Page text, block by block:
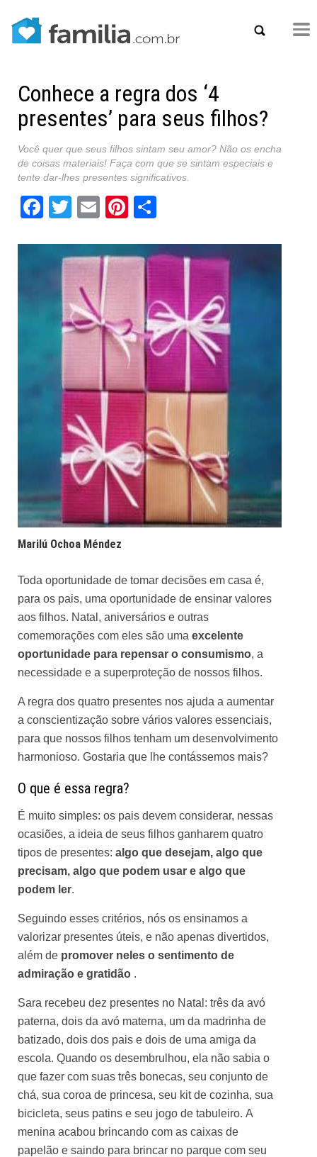
Conhece a regra dos ‘4
presentes’ para seus filhos?
Você quer que seus filhos sintam seu amor? Não os encha
de coisas materiais! Faça com que se sintam especiais e
tente dar-lhes presentes significativos.
Facebook
Twitter
EmailPinterest
Marilú Ochoa Méndez
Toda oportunidade de tomar decisões em casa é,
para os pais, uma oportunidade de ensinar valores
aos filhos. Natal, aniversários e outras
comemorações com eles são uma excelente
oportunidade para repensar o consumismo, a
necessidade e a superproteção de nossos filhos.
A regra dos quatro presentes nos ajuda a aumentar
a conscientização sobre vários valores essenciais,
para que nossos filhos tenham um desenvolvimento
harmonioso. Gostaria que lhe contássemos mais?
O que é essa regra?
É muito simples: os pais devem considerar, nessas
ocasiões, a ideia de seus filhos ganharem quatro
tipos de presentes: algo que desejam, algo que
precisam, algo que podem usar e algo que
podem ler.
Seguindo esses critérios, nós os ensinamos a
valorizar presentes úteis, e não apenas divertidos,
além de promover neles o sentimento de
admiração e gratidão .
Sara recebeu dez presentes no Natal: três da avó
paterna, dois da avó materna, um da madrinha de
batizado, dois dos pais e dois de uma amiga da
escola. Quando os desembrulhou, ela não sabia o
que fazer com suas três bonecas, seu conjunto de
chá, sua coroa de princesa, seu kit de cozinha, sua
bicicleta, seus patins e seu jogo de tabuleiro. A
menina acabou brincando com as caixas de
papelão e saindo para brincar no parque com seu